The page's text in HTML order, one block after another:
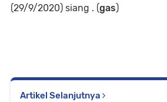
(29/9/2020) siang . (gas)
Artikel Selanjutnya